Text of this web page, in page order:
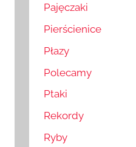
Pajęczaki
Pierścienice
Płazy
Polecamy
Ptaki
Rekordy
Ryby